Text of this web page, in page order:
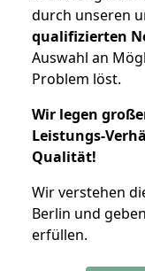
durch unseren
qualifizierten
Auswahl an
Problem löst.
Wir legen
Leistungs-
Qualität!
Wir verstehen
Berlin und
erfüllen.